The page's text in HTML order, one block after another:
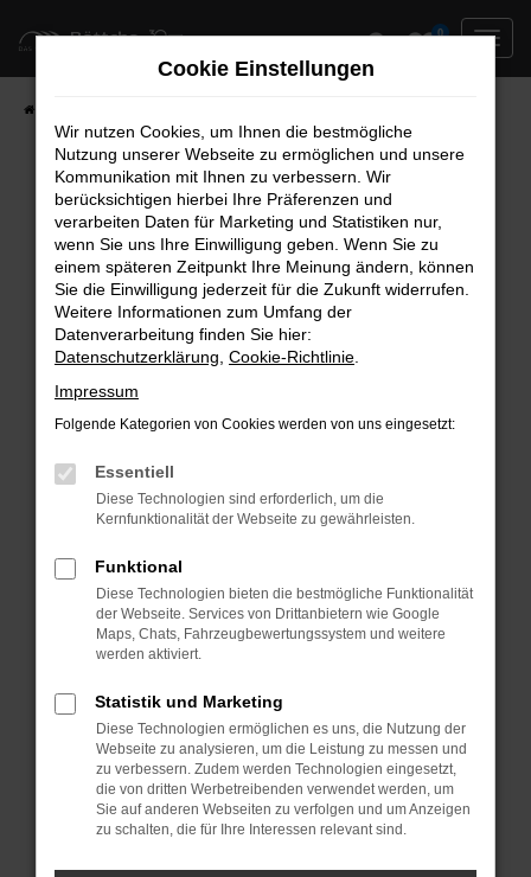
Zum
springen
0
Fehler: Network Error
Beim Laden ist ein Fehler aufgetreten.
Hier sind ein paar Tipps, die dir helfen können:
Überprüfe deine Firewall und deine
Internetverbindung.
Laden andere Webseiten, zum Beispiel deine
Manche Erweiterungen, wie Werbeblocker,
können das Laden bestimmter Seiten
verhindern. Funktioniert die Seite in einem
Fenster?
Starte dein Gerät neu.
Das kann manchmal helfen, vorübergehende
Probleme zu beheben.
Stelle sicher, dass dein Browser und dein
Betriebssystem auf dem neuesten Stand
sind.
Veraltete Software birgt nicht nur ein
Sicherheitsrisiko, sondern kann auch dazu
führen, dass bestimmte Funktionen nicht mehr
Cookie Einstellungen
Wir nutzen Cookies, um Ihnen die bestmögliche
Nutzung unserer Webseite zu ermöglichen und unsere
Kommunikation mit Ihnen zu verbessern. Wir
berücksichtigen hierbei Ihre Präferenzen und
verarbeiten Daten für Marketing und Statistiken nur,
wenn Sie uns Ihre Einwilligung geben. Wenn Sie zu
einem späteren Zeitpunkt Ihre Meinung ändern, können
Sie die Einwilligung jederzeit für die Zukunft widerrufen.
Weitere Informationen zum Umfang der
Datenverarbeitung finden Sie hier:
Datenschutzerklärung Cookie-Richtlinie
Impressum
Folgende Kategorien von Cookies werden von uns eingesetzt:
Essentiell
Diese Technologien sind erforderlich, um die
Kernfunktionalität der Webseite zu gewährleisten.
Funktional
Diese Technologien bieten die bestmögliche Funktionalität
der Webseite. Services von Drittanbietern wie Google
Maps, Chats, Fahrzeugbewertungssystem und weitere
werden aktiviert.
Statistik und Marketing
Diese Technologien ermöglichen es uns, die Nutzung der
Webseite zu analysieren, um die Leistung zu messen und
zu verbessern. Zudem werden Technologien eingesetzt,
die von dritten Werbetreibenden verwendet werden, um
Sie auf anderen Webseiten zu verfolgen und um Anzeigen
zu schalten, die für Ihre Interessen relevant sind.